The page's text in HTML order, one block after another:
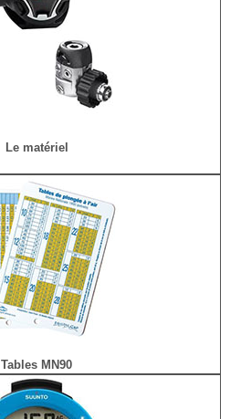
Le matériel
Tables MN90